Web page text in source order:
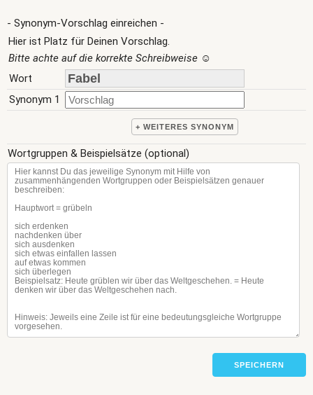
- Synonym-Vorschlag einreichen -
Hier ist Platz für Deinen Vorschlag.
Bitte achte auf die korrekte Schreibweise ☺
Wort
Synonym 1
+ WEITERES SYNONYM
Wortgruppen & Beispielsätze (optional)
SPEICHERN